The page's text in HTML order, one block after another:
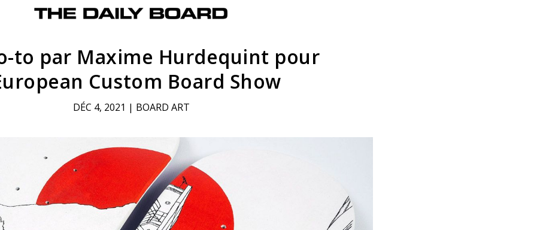
to par Maxime Hurdequint pour
Custom Board Show
DÉC 4, 2021 | BOARD ART